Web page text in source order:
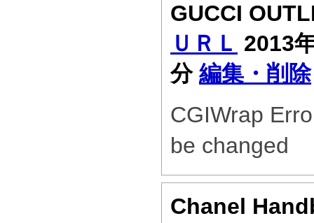
GUCCI
ＵＲＬ 2013
分 編集・削除
CGIWrap
be changed
Chanel